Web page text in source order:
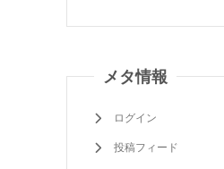
メタ情報
ログイン
投稿フィード